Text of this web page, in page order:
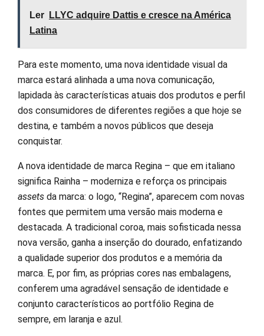
Ler
LLYC adquire Dattis e cresce na América
Latina
Para este momento, uma nova identidade visual da
marca estará alinhada a uma nova comunicação,
lapidada às características atuais dos produtos e perfil
dos consumidores de diferentes regiões a que hoje se
destina, e também a novos públicos que deseja
conquistar.
A nova identidade de marca Regina – que em italiano
significa Rainha – moderniza e reforça os principais
assets da marca: o logo, “Regina”, aparecem com novas
fontes que permitem uma versão mais moderna e
destacada. A tradicional coroa, mais sofisticada nessa
nova versão, ganha a inserção do dourado, enfatizando
a qualidade superior dos produtos e a memória da
marca. E, por fim, as próprias cores nas embalagens,
conferem uma agradável sensação de identidade e
conjunto característicos ao portfólio Regina de
sempre, em laranja e azul.